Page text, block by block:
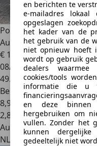
Porsche 9113.0 Carrera
Auto NAP
€ 127.991
08/2019
49.777 km
Benzine
8,9 l/100 km (gem.)
2,8
Autobedrijf
NL 6413 GEHeerlen
en berichten te
e-mailadres
opgeslagen
het kader van de
het gebruik van de
niet opnieuw hoeft
wordt op gebruik
dealers
cookies/tools
informatie die u
en deze binnen
hergebruiken om
vullen. Zonder het
kunnen
gedeeltelijk niet